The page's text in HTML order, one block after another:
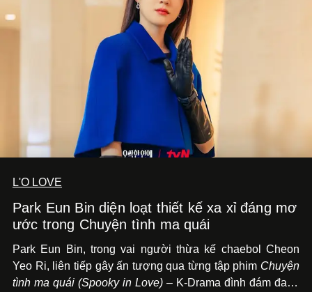
L'O LOVE
Park Eun Bin diện loạt thiết kế xa xỉ đáng mơ
ước trong Chuyện tình ma quái
Park Eun Bin, trong vai người thừa kế chaebol Cheon
Yeo Ri, liên tiếp gây ấn tượng qua từng tập phim Chuyện
tình ma quái (Spooky in Love) – K-Drama đình đám đang